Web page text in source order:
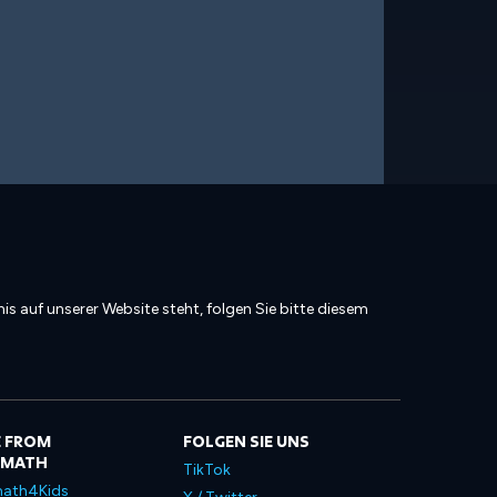
auf unserer Website steht, folgen Sie bitte diesem
FROM
FOLGEN SIE UNS
TikTok